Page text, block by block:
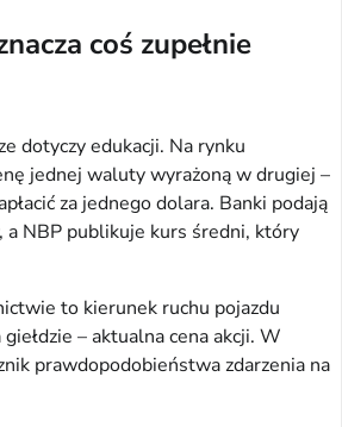
coś zupełnie
dotyczy edukacji. Na rynku
jednej waluty wyrażoną w drugiej –
za jednego dolara. Banki podają
a NBP publikuje kurs średni, który
to kierunek ruchu pojazdu
– aktualna cena akcji. W
prawdopodobieństwa zdarzenia na